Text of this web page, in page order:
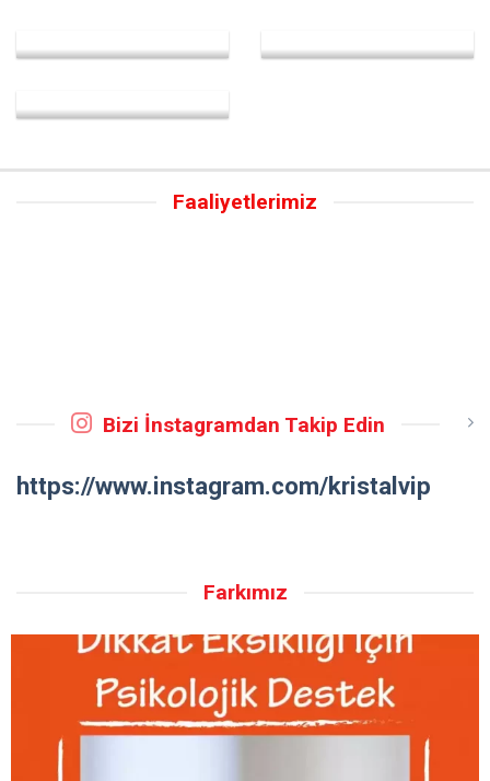
Faaliyetlerimiz
Bizi İnstagramdan Takip Edin
https://www.instagram.com/kristalvip
Farkımız